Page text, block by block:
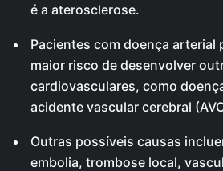
é a aterosclerose.
Pacientes com doença arterial
maior risco de desenvolver
cardiovasculares, como
acidente vascular cerebral
Outras possíveis causas
embolia, trombose local,